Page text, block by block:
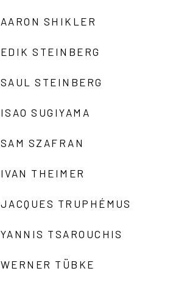
AARON SHIKLER
EDIK STEINBERG
SAUL STEINBERG
ISAO SUGIYAMA
SAM SZAFRAN
IVAN THEIMER
JACQUES TRUPHÉMUS
YANNIS TSAROUCHIS
WERNER TÜBKE